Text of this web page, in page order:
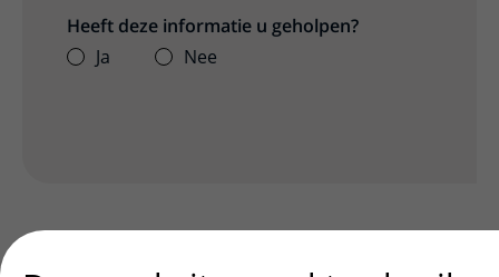
Heeft deze informatie u geholpen?
Ja
Nee